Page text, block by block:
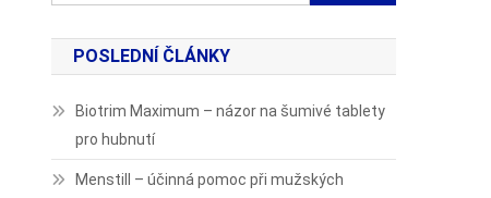
POSLEDNÍ ČLÁNKY
Biotrim Maximum – názor na šumivé tablety
pro hubnutí
Menstill – účinná pomoc při mužských